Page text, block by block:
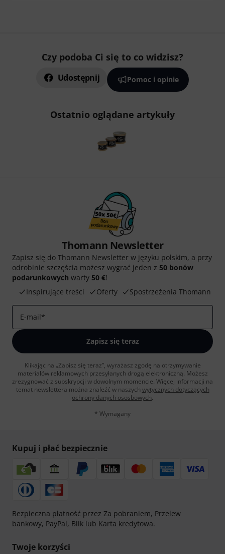
Czy podoba Ci się to co widzisz?
Udostępnij Pomoc i opinie
Ostatnio oglądane artykuły
Thomann Newsletter
Zapisz się do Thomann Newsletter w języku polskim, a przy
odrobinie szczęścia możesz wygrać jeden z 50 bonów
podarunkowych warty 50 €!
Inspirujące treści
Oferty Spostrzeżenia Thomann
E-mail*
Zapisz się teraz
Klikając na „Zapisz się teraz”, wyrażasz zgodę na otrzymywanie
materialów reklamowych przesyłanych drogą elektroniczną. Możesz
zrezygnować z subskrypcji w dowolnym momencie. Więcej informacji na
temat newslettera można znaleźć w naszych wytycznych dotyczących
ochrony danych ososbowych.
* Wymagany
Kupuj i płać bezpiecznie
Bezpieczna płatność przez Za pobraniem, Przelew
bankowy, PayPal, Blik lub Karta kredytowa.
Twoje korzyści